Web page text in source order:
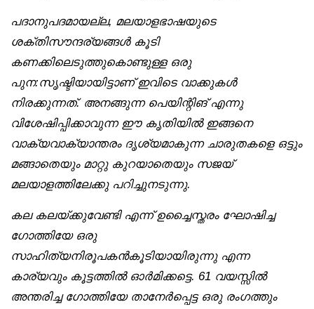
പദാനുപദമായല്ല, മലയാളഭാഷയുടെ
ശക്തിസൗന്ദര്യങ്ങൾ കൂടി
കണക്കിലെടുത്തുകൊണ്ടുള്ള ഒരു
പുന:സൃഷ്ടിയായിട്ടാണ് ഇവിടെ വാക്കുകൾ
നിരക്കുന്നത്. അനങ്ങുന്ന പെയിന്റിങ് എന്നു
വിശേഷിപ്പിക്കാവുന്ന ഈ കൃതിയിൽ ഇങ്ങനെ
വാക്യവാക്യാന്തരം ദൃശ്യമാകുന്ന ചാരുതകളെ ഒട്ടും
മങ്ങാതെയും മാറ്റു കുറയാതെയും സജയ്
മലയാളത്തിലേക്കു പറിച്ചുനടുന്നു.
കല കലയ്ക്കുവേണ്ടി എന്ന് ഉച്ചൈസ്തരം ഘോഷിച്ച
ഗോത്തിയേ ഒരു
സാഹിത്യനിരൂപകൻകൂടിയായിരുന്നു എന്ന
കാര്യവും കൂട്ടത്തിൽ ഓർമിക്കട്ടെ. 61 വയസ്സിൽ
അന്തരിച്ച ഗോത്തിയേ താനേർപ്പെട്ട ഒരു രംഗത്തും